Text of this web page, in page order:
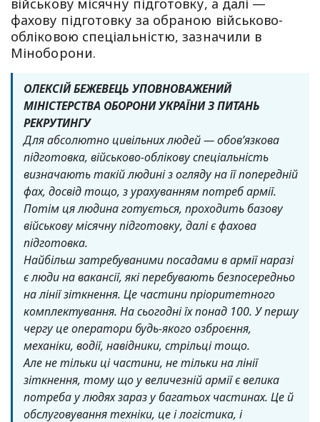
військову місячну підготовку, а далі —
фахову підготовку за обраною військово-
обліковою спеціальністю, зазначили в
Міноборони.
ОЛЕКСІЙ БЕЖЕВЕЦЬ УПОВНОВАЖЕНИЙ
МІНІСТЕРСТВА ОБОРОНИ УКРАЇНИ З ПИТАНЬ
РЕКРУТИНГУ
Для абсолютно цивільних людей — обов’язкова
підготовка, військово-облікову спеціальність
визначають такій людині з огляду на її попередній
фах, досвід тощо, з урахуванням потреб армії.
Потім ця людина готується, проходить базову
військову місячну підготовку, далі є фахова
підготовка.
Найбільш затребуваними посадами в армії наразі
є люди на вакансії, які перебувають безпосередньо
на лінії зіткнення. Це частини пріоритетного
комплектування. На сьогодні їх понад 100. У першу
чергу це оператори будь-якого озброєння,
механіки, водії, навідники, стрільці тощо.
Але не тільки ці частини, не тільки на лінії
зіткнення, тому що у величезній армії є велика
потреба у людях зараз у багатьох частинах. Це й
обслуговування техніки, це і логістика, і